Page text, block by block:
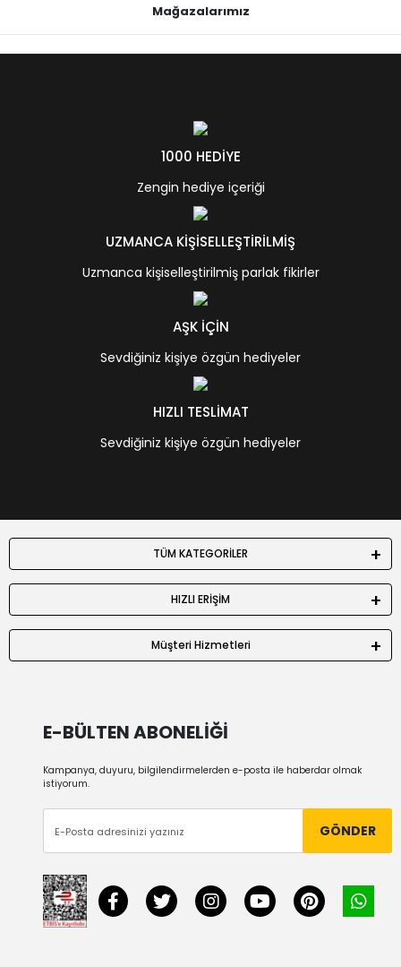
Mağazalarımız
1000 HEDİYE
Zengin hediye içeriği
UZMANCA KİŞİSELLEŞTİRİLMİŞ
Uzmanca kişiselleştirilmiş parlak fikirler
AŞK İÇİN
Sevdiğiniz kişiye özgün hediyeler
HIZLI TESLİMAT
Sevdiğiniz kişiye özgün hediyeler
TÜM KATEGORİLER
HIZLI ERİŞİM
Müşteri Hizmetleri
E-BÜLTEN ABONELİĞİ
Kampanya, duyuru, bilgilendirmelerden e-posta ile haberdar olmak
istiyorum.
GÖNDER